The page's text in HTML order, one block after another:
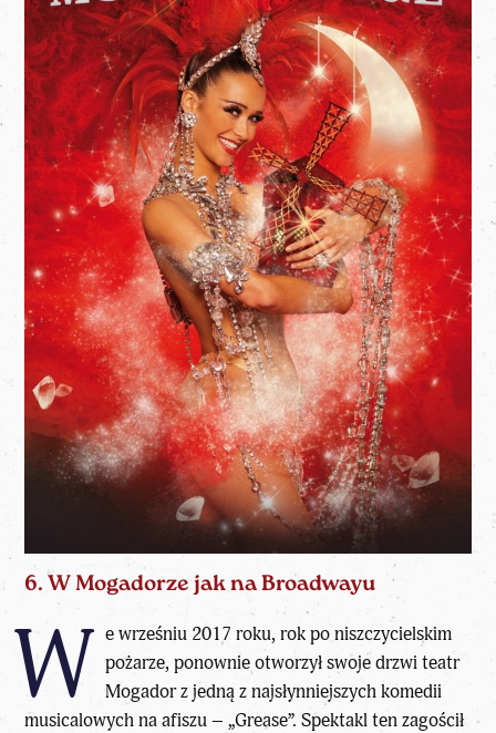
6. W Mogadorze jak na Broadwayu
W e wrześniu 2017 roku, rok po niszczycielskim
pożarze, ponownie otworzył swoje drzwi teatr
Mogador z jedną z najsłynniejszych komedii
musicalowych na afiszu – „Grease”. Spektakl ten zagościł